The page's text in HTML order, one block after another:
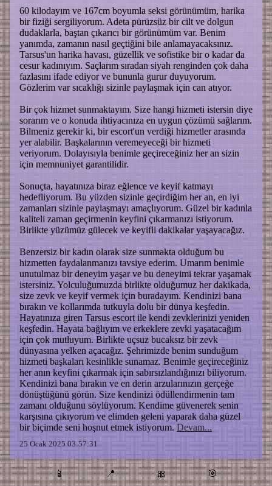
60 kilodayım ve 167cm boyumla seksi görünümüm, harika
bir fiziği sergiliyorum. Adeta pürüzsüz bir cilt ve dolgun
dudaklarla, baştan çıkarıcı bir görünümüm var. Benim
yanımda, zamanın nasıl geçtiğini bile anlamayacaksınız.
Tarsus'un harika havası, güzellik ve sofistike bir o kadar da
cesur kadınıyım. Saçlarım sıradan siyah renginden çok daha
fazlasını ifade ediyor ve bununla gurur duyuyorum.
Gözlerim var sıcaklığı sizinle paylaşmak için can atıyor.
Bir çok hizmet sunmaktayım. Size hangi hizmeti istersin diye
sorarım ve o konuda ihtiyacınıza en uygun çözümü sağlarım.
Bilmeniz gerekir ki, bir escort'un verdiği hizmetler arasında
yer alabilir. Başkalarının veremeyeceği bir hizmeti
veriyorum. Dolayısıyla benimle geçireceğiniz her an sizin
için memnuniyet garantilidir.
Sonuçta, hayatınıza biraz eğlence ve keyif katmayı
hedefliyorum. Bu yüzden sizinle geçirdiğim her an, en iyi
zamanları sizinle paylaşmayı amaçlıyorum. Güzel bir kadınla
kaliteli zaman geçirmenin keyfini çıkarmanızı istiyorum.
Birlikte yüzümüz gülecek ve keyifli dakikalar yaşayacağız.
Benzersiz bir kadın olarak size sunmakta olduğum bu
hizmetten faydalanmanızı tavsiye ederim. Umarım benimle
unutulmaz bir deneyim yaşar ve bu deneyimi tekrar yaşamak
istersiniz. Yolculuğumuzda birlikte olduğumuz her dakikada,
size zevk ve keyif vermek için buradayım. Kendinizi bana
bırakın ve kollarımda tutkuyla dolu bir dünya keşfedin.
Hayatınıza giren Tarsus escort ile kendi zevklerinizi yeniden
keşfedin. Hayata bağlıyım ve erkeklere zevki yaşatacağım
için çok mutluyum. Birlikte uçsuz bucaksız bir zevk
dünyasına yelken açacağız. Şehrimizde benim sunduğum
hizmeti başkaları kesinlikle sunamaz. Benimle geçireceğiniz
her anın keyfini çıkarmak için sabırsızlandığınızı biliyorum.
Kendinizi bana bırakın ve en derin arzularınızın gerçeğe
dönüştüğünü görün. Size kendinizi ödüllendirmenin tam
zamanı olduğunu söylüyorum. Kendime güvenerek senin
karşısına çıkıyorum ve elimden geleni yaparak daha güzel
bir biçimde seni hoşnut etmek istiyorum. Devam...
25 Ocak 2025 03:57:31
📱 📍 🎀 🎯